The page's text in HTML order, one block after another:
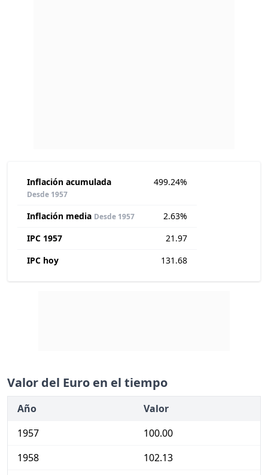
Inflación acumulada
Desde 1957
499.24%
Inflación media Desde 1957
2.63%
IPC 1957
21.97
IPC hoy
131.68
Valor del Euro en el tiempo
Año
Valor
1957
100.00
1958
102.13